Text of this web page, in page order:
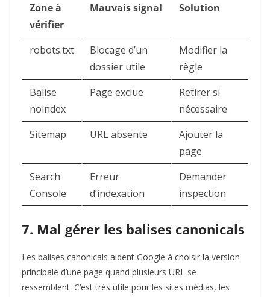
Zone à
vérifier
Mauvais signal Solution
robots.txt
Blocage d’un
dossier utile
Modifier la
règle
Balise
noindex
Page exclue
Retirer si
nécessaire
Sitemap
URL absente
Ajouter la
page
Search
Console
Erreur
d’indexation
Demander
inspection
7. Mal gérer les balises canonicals
Les balises canonicals aident Google à choisir la version
principale d’une page quand plusieurs URL se
ressemblent. C’est très utile pour les sites médias, les